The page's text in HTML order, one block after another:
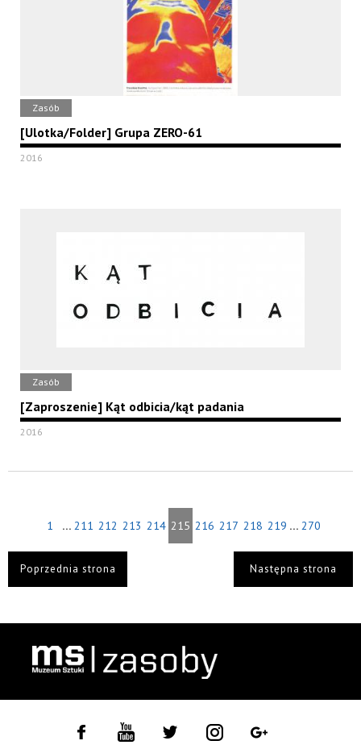
Zasób
[Ulotka/Folder] Grupa ZERO-61
2016
Zasób
[Zaproszenie] Kąt odbicia/kąt padania
2016
1 ... 211 212 213 214 215 216 217 218 219 ... 270
Poprzednia strona Następna strona